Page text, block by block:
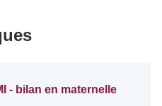
- bilan en maternelle